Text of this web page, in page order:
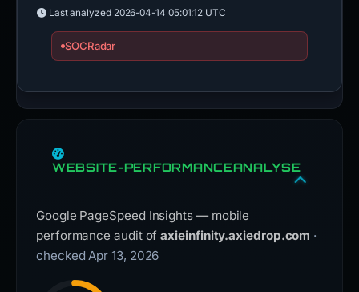
Last analyzed 2026-04-14 05:01:12 UTC
SOCRadar
WEBSITE-PERFORMANCEANALYSE
Google PageSpeed Insights — mobile
performance audit ofaxieinfinity.axiedrop.com ·
checked Apr 13, 2026